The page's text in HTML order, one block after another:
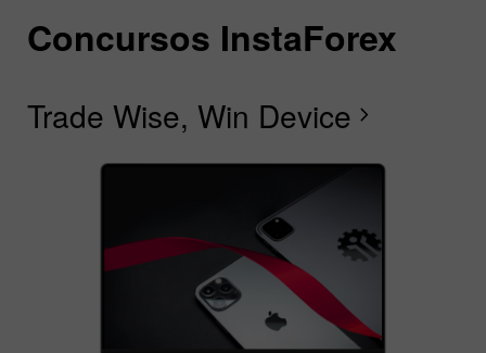
Concursos InstaForex
Trade Wise, Win Device chevron_right